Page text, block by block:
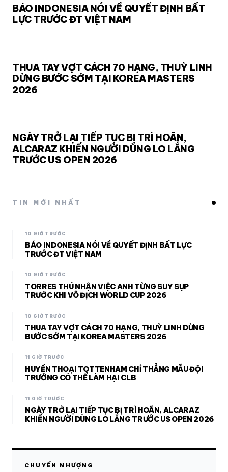
BÁO INDONESIA NÓI VỀ QUYẾT ĐỊNH BẤT
LỰC TRƯỚC ĐT VIỆT NAM
THUA TAY VỢT CÁCH 70 HẠNG, THUỲ LINH
DỪNG BƯỚC SỚM TẠI KOREA MASTERS
2026
NGÀY TRỞ LẠI TIẾP TỤC BỊ TRÌ HOÃN,
ALCARAZ KHIẾN NGƯỜI DÙNG LO LẮNG
TRƯỚC US OPEN 2026
TIN MỚI NHẤT
10 GIỜ TRƯỚC
BÁO INDONESIA NÓI VỀ QUYẾT ĐỊNH BẤT LỰC
TRƯỚC ĐT VIỆT NAM
10 GIỜ TRƯỚC
TORRES THÚ NHẬN VIỆC ANH TỪNG SUY SỤP
TRƯỚC KHI VÔ ĐỊCH WORLD CUP 2026
10 GIỜ TRƯỚC
THUA TAY VỢT CÁCH 70 HẠNG, THUỲ LINH DỪNG
BƯỚC SỚM TẠI KOREA MASTERS 2026
11 GIỜ TRƯỚC
HUYỀN THOẠI TOTTENHAM CHỈ THẲNG MẪU ĐỘI
TRƯỞNG CÓ THỂ LÀM HẠI CLB
11 GIỜ TRƯỚC
NGÀY TRỞ LẠI TIẾP TỤC BỊ TRÌ HOÃN, ALCARAZ
KHIẾN NGƯỜI DÙNG LO LẮNG TRƯỚC US OPEN 2026
CHUYỂN NHƯỢNG